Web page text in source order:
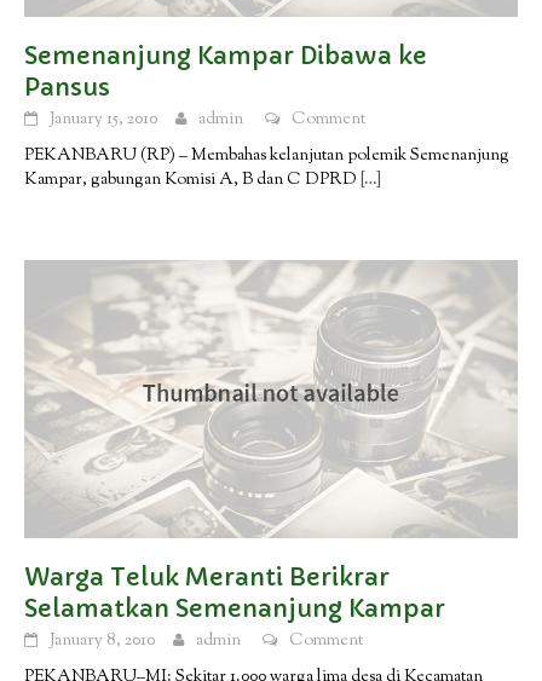
Semenanjung Kampar Dibawa ke
Pansus
January 15, 2010 admin
Comment
PEKANBARU (RP) – Membahas kelanjutan polemik Semenanjung
Kampar, gabungan Komisi A, B dan C DPRD […]
Warga Teluk Meranti Berikrar
Selamatkan Semenanjung Kampar
January 8, 2010 admin
Comment